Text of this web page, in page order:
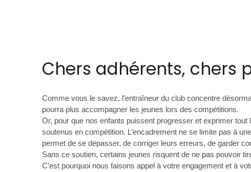
Chers adhérents, chers
Comme vous le savez, l’entraîneur du club concentre
pourra plus accompagner les jeunes lors des compétitions.
Or, pour que nos enfants puissent progresser et exprimer
soutenus en compétition. L’encadrement ne se limite pas à
permet de se dépasser, de corriger leurs erreurs, de garder
Sans ce soutien, certains jeunes risquent de ne pas pouvoir
C’est pourquoi nous faisons appel à votre engagement et à